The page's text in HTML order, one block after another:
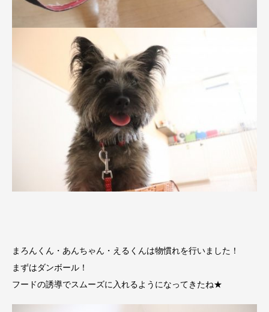
まろんくん・あんちゃん・えるくんは物慣れを行いました！
まずはダンボール！
フードの誘導でスムーズに入れるようになってきたね★